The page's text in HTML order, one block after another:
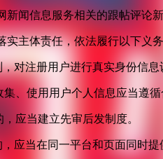
新闻信息服务相关的跟帖评论
主体责任，依法履行以下义务
对注册用户进行真实身份信
集、使用用户个人信息应当
应当建立先审后发制度。
应当在同一平台和页面同时